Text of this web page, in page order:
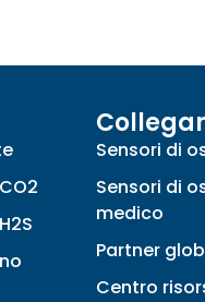
Sensori di
Sensori di
medico
Partner
Centro